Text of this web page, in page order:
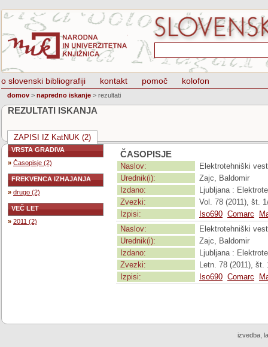
o slovenski bibliografiji kontakt pomoč kolofon
domov > napredno iskanje > rezultati
REZULTATI ISKANJA
ZAPISI IZ KatNUK (2)
VRSTA GRADIVA
» Časopisje (2)
FREKVENCA IZHAJANJA
» drugo (2)
VEČ LET
» 2011 (2)
ČASOPISJE
Naslov:
Elektrotehniški
Urednik(i):
Zajc, Baldomir
Izdano:
Ljubljana :
Zvezki:
Vol. 78 (2011), št.
Izpisi:
Iso690 Comarc
Naslov:
Elektrotehniški
Urednik(i):
Zajc, Baldomir
Izdano:
Ljubljana :
Zvezki:
Letn. 78 (2011), št.
Izpisi:
Iso690 Comarc
izvedba,